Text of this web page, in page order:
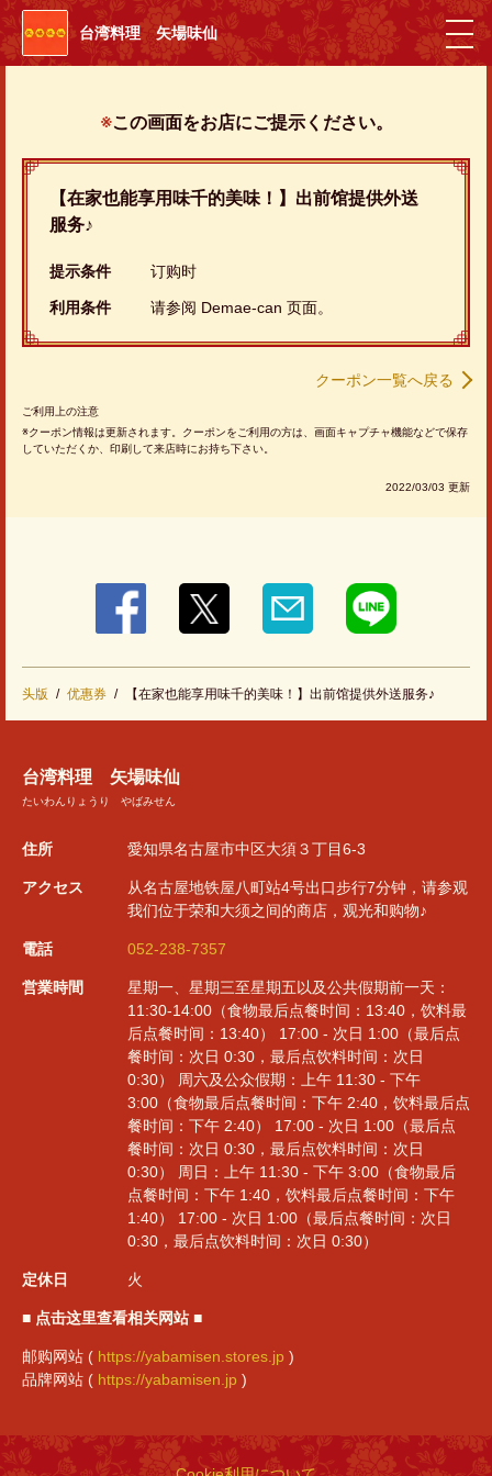
台湾料理 矢場味仙
この画面をお店にご提示ください。
【在家也能享用味千的美味！】出前馆提供外送
服务♪
提示条件 订购时
利用条件 请参阅 Demae-can 页面。
クーポン一覧へ戻る
ご利用上の注意
クーポン情報は更新されます。クーポンをご利用の方は、画面キャプチャ機能などで保存
していただくか、印刷して来店時にお持ち下さい。
2022/03/03 更新
头版 优惠券 【在家也能享用味千的美味！】出前馆提供外送服务♪
台湾料理 矢場味仙
たいわんりょうり やばみせん
住所 愛知県名古屋市中区大須３丁目6-3
アクセス
从名古屋地铁屋八町站4号出口步行7分钟，请参观
我们位于荣和大须之间的商店，观光和购物♪
電話 052-238-7357
営業時間
星期一、星期三至星期五以及公共假期前一天：
11:30-14:00（食物最后点餐时间：13:40，饮料最
后点餐时间：13:40） 17:00 - 次日 1:00（最后点
餐时间：次日 0:30，最后点饮料时间：次日
0:30） 周六及公众假期：上午 11:30 - 下午
3:00（食物最后点餐时间：下午 2:40，饮料最后点
餐时间：下午 2:40） 17:00 - 次日 1:00（最后点
餐时间：次日 0:30，最后点饮料时间：次日
0:30） 周日：上午 11:30 - 下午 3:00（食物最后
点餐时间：下午 1:40，饮料最后点餐时间：下午
1:40） 17:00 - 次日 1:00（最后点餐时间：次日
0:30，最后点饮料时间：次日 0:30）
定休日 火
■ 点击这里查看相关网站 ■
邮购网站 ( https://yabamisen.stores.jp )
品牌网站 ( https://yabamisen.jp )
愛知県名古屋市中区大須３丁目6-3
https://misenyaba.owst.jp/coupons/68235435
お店情報をコピー
閉じる